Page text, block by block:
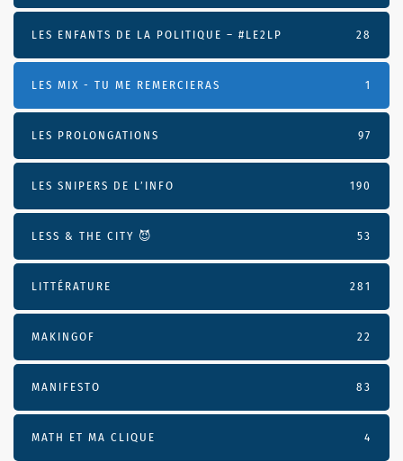
LES ENFANTS DE LA POLITIQUE – #LE2LP 28
LES MIX - TU ME REMERCIERAS 1
LES PROLONGATIONS 97
LES SNIPERS DE L’INFO 190
LESS & THE CITY 😈 53
LITTÉRATURE 281
MAKINGOF 22
MANIFESTO 83
MATH ET MA CLIQUE 4